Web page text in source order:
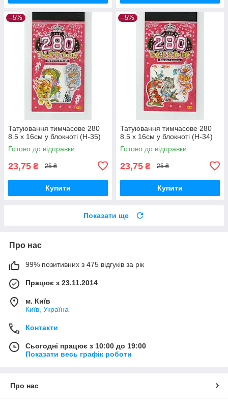
–5%
Татуювання тимчасове 280
8.5 х 16см у блокноті (H-35)
Готово до відправки
23,75 ₴ 25 ₴
Купити
–5%
Татуювання тимчасове 280
8.5 х 16см у блокноті (H-34)
Готово до відправки
23,75 ₴ 25 ₴
Купити
Показати ще
Про нас
99% позитивних з 475 відгуків за рік
Працює з 23.11.2014
м. Київ
Київ, Україна
Контакти
Сьогодні працює з 10:00 до 19:00
Показати весь графік роботи
Про нас